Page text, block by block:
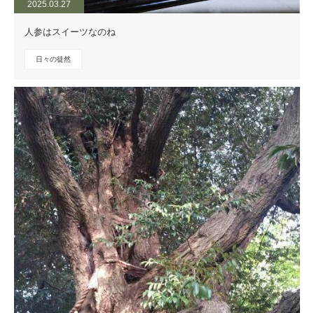
2025.03.27
人参はスイーツなのね
日々の徒然